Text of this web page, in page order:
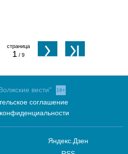
1 / 9
вести" 16+
соглашение
Яндекс.Дзен